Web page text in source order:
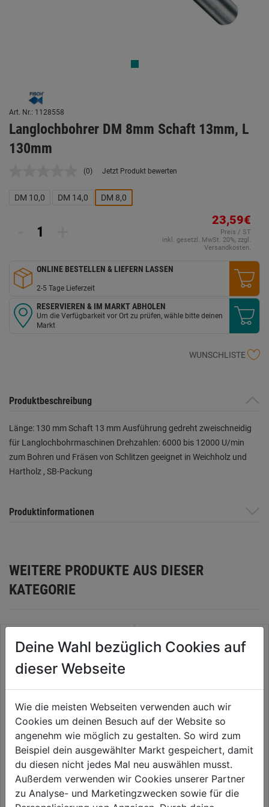
Art. Nr.: 1128558
Langlochbohrer DM 8mm Schaft 13mm, L
130mm
Kein
Link
auf
(0) Jetzt Produkt bewerten
DM 10,0 DM 14,0 DM 8,0
23,59€
Preis / ST
inkl. gesetzl. MwSt. 20%, zzgl.
Versandkosten.
ONLINE BESTELLEN & LIEFERN LASSEN
2-5 Tage Lieferzeit
RESERVIEREN & IM MARKT ABHOLEN
Um die Verfügbarkeit vor Ort zu prüfen, wähle bitte deinen
Markt
WUNSCHLISTE
Produktbeschreibung
Länge: 130 mm Schaft 13 mm Ausführung gedreht zweischneidig
für Langlochbohrmaschinen Drehzahlen: 6000 bis 12000 U/min
zum Bohren und Fräsen von Schlitzen geeignet in Weichholz und
Hartholz , SB-Packung
Produktinformationen
WEITERE PRODUKTE AUS DIESER
KATEGORIE
Forstnerbohrer-Set DM 35mm
0.0 (0)
0.0
Langlochbohrer Schaft 13mm
0.0 (0)
0.0
Deine Wahl bezüglich Cookies auf
dieser Webseite
Wie die meisten Webseiten verwenden auch wir
Cookies um deinen Besuch auf der Website so
angenehm wie möglich zu gestalten. So wird zum
Beispiel dein ausgewählter Markt gespeichert, damit
du diesen nicht jedes Mal neu auswählen musst.
Außerdem verwenden wir Cookies unserer Partner
zu Analyse- und Marketingzwecken sowie für die